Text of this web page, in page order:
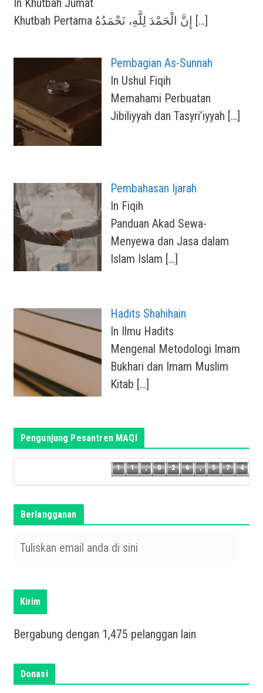
[…]
Pembagian As-Sunnah
In Ushul Fiqih
Memahami Perbuatan
Jibiliyyah dan Tasyri’iyyah […]
Pembahasan Ijarah
In Fiqih
Panduan Akad Sewa-
Menyewa dan Jasa dalam
Islam Islam […]
Hadits Shahihain
In Ilmu Hadits
Mengenal Metodologi Imam
Bukhari dan Imam Muslim
Kitab […]
Pengunjung Pesantren MAQI
1
1
,
0
2
6
,
5
7 4
Berlangganan
k
a
a
Kirim
Bergabung dengan 1,475 pelanggan lain
Donasi